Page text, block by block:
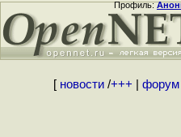
Профиль:
[ новости/+++ форум